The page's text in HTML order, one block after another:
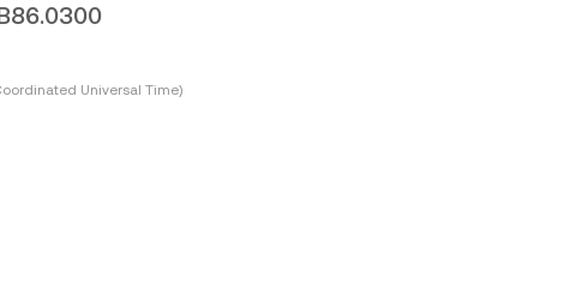
Universal Time)